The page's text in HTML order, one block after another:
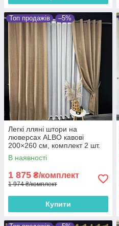
Топ продажів –5%
Легкі лляні штори на
люверсах ALBO кавові
200×260 см, комплект 2 шт.
(SH-LM1-20)
В наявності
1 875 ₴/комплект
1 974 ₴/комплект
Купити